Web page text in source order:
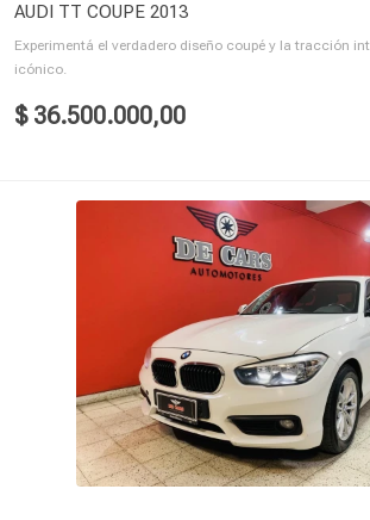
AUDI TT COUPE 2013
Experimentá el verdadero diseño coupé y la tracción
icónico.
$ 36.500.000,00